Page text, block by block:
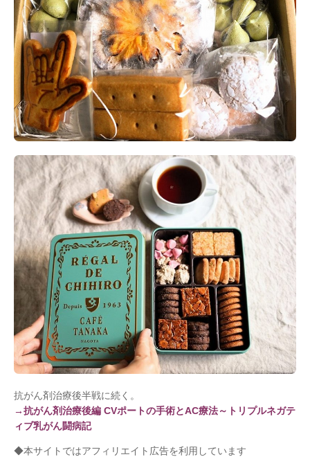
抗がん剤治療後半戦に続く。
→抗がん剤治療後編 CVポートの手術とAC療法～トリプルネガテ
ィブ乳がん闘病記
◆本サイトではアフィリエイト広告を利用しています